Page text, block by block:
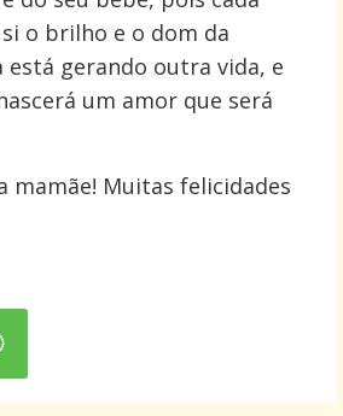
o brilho e o dom da
está gerando outra vida, e
um amor que será
mamãe! Muitas felicidades